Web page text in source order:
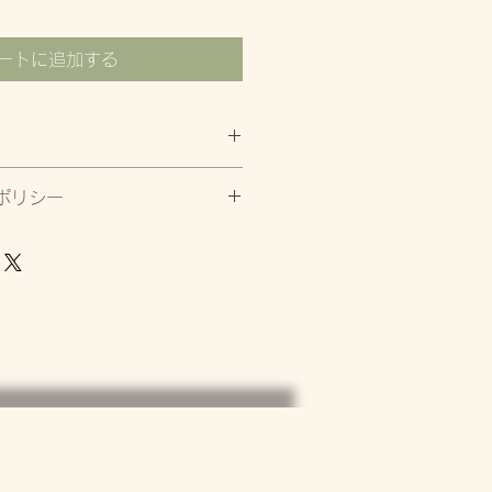
トに追加する
です。
リシー
額返金